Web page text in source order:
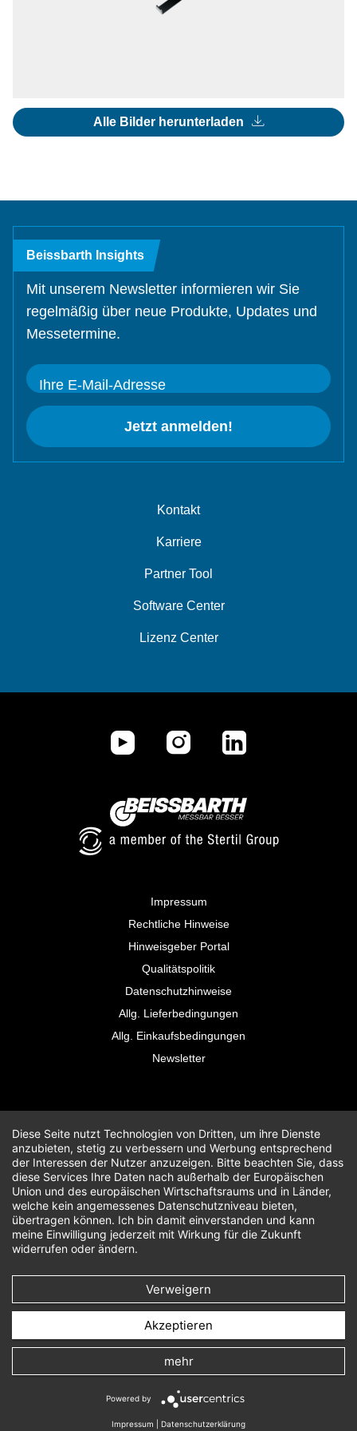
Alle Bilder herunterladen
Kontakt
Karriere
Partner Tool
Software Center
Lizenz Center
Beissbarth Insights
Mit unserem Newsletter informieren wir Sie
regelmäßig über neue Produkte, Updates und
Messetermine.
Ihre E-Mail-Adresse
Jetzt anmelden!
Impressum
Rechtliche Hinweise
Hinweisgeber Portal
Qualitätspolitik
Datenschutzhinweise
Allg. Lieferbedingungen
Allg. Einkaufsbedingungen
Newsletter
Diese Seite nutzt Technologien von Dritten, um ihre Dienste
anzubieten, stetig zu verbessern und Werbung entsprechend
der Interessen der Nutzer anzuzeigen. Bitte beachten Sie, dass
diese Services Ihre Daten nach außerhalb der Europäischen
Union und des europäischen Wirtschaftsraums und in Länder,
welche kein angemessenes Datenschutzniveau bieten,
übertragen können. Ich bin damit einverstanden und kann
meine Einwilligung jederzeit mit Wirkung für die Zukunft
widerrufen oder ändern.
Verweigern
Akzeptieren
mehr
Powered by
Impressum Datenschutzerklärung